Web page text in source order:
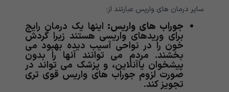
سایر درمان های واریس عبارتند از:
جوراب های واریس: اینها یک درمان رایج
برای وریدهای واریسی هستند زیرا گردش
خون را در نواحی آسیب دیده بهبود می
بخشند. مردم می توانند آنها را بدون
پیشخوان یاآنلاین، و پزشک می تواند در
صورت لزوم جوراب های واریس قوی تری
تجویز کند.